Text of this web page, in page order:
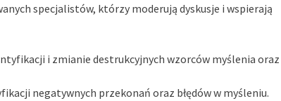
specjalistów, którzy moderują dyskusje i wspierają
i zmianie destrukcyjnych wzorców myślenia oraz
negatywnych przekonań oraz błędów w myśleniu.